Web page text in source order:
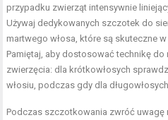
przypadku zwierząt intensywnie
Używaj dedykowanych szczotek do
martwego włosa, które są skuteczne
Pamiętaj, aby dostosować technikę
zwierzęcia: dla krótkowłosych
włosiu, podczas gdy dla
Podczas szczotkowania zwróć uwagę